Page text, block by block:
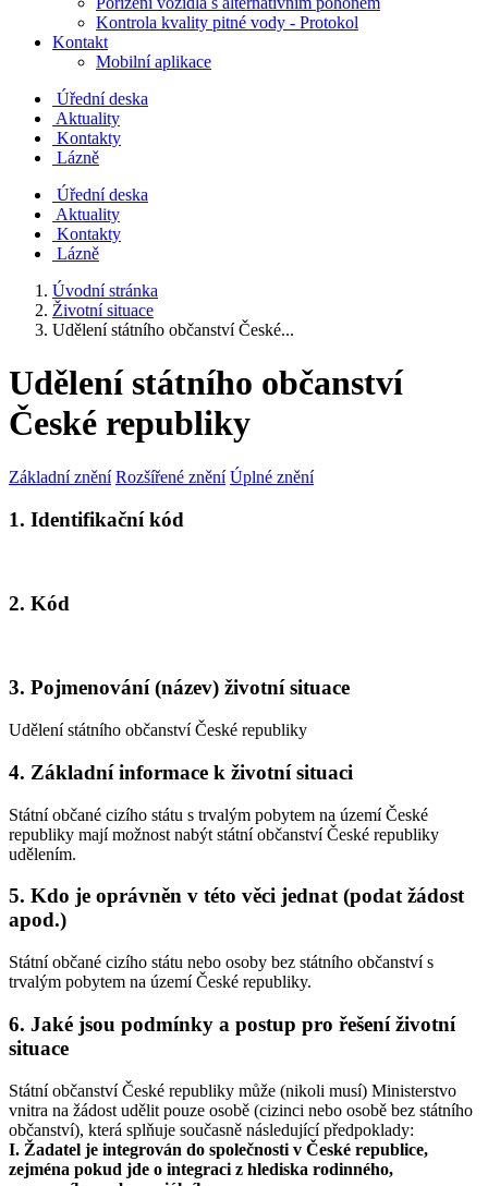
Kontrola kvality pitné vody - Protokol
Kontakt
Mobilní aplikace
Úřední deska
Aktuality
Kontakty
Lázně
Úřední deska
Aktuality
Kontakty
Lázně
Úvodní stránka
Životní situace
Udělení státního občanství České...
Udělení státního občanství
České republiky
Základní znění Rozšířené znění Úplné znění
1. Identifikační kód
2. Kód
3. Pojmenování (název) životní situace
Udělení státního občanství České republiky
4. Základní informace k životní situaci
Státní občané cizího státu s trvalým pobytem na území České
republiky mají možnost nabýt státní občanství České republiky
udělením.
5. Kdo je oprávněn v této věci jednat (podat žádost
apod.)
Státní občané cizího státu nebo osoby bez státního občanství s
trvalým pobytem na území České republiky.
6. Jaké jsou podmínky a postup pro řešení životní
situace
Státní občanství České republiky může (nikoli musí) Ministerstvo
vnitra na žádost udělit pouze osobě (cizinci nebo osobě bez státního
občanství), která splňuje současně následující předpoklady:
I. Žadatel je integrován do společnosti v České republice,
zejména pokud jde o integraci z hlediska rodinného,